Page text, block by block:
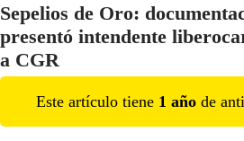
Sepelios de Oro:
presentó intendente
a CGR
Este artículo tiene 1 año de